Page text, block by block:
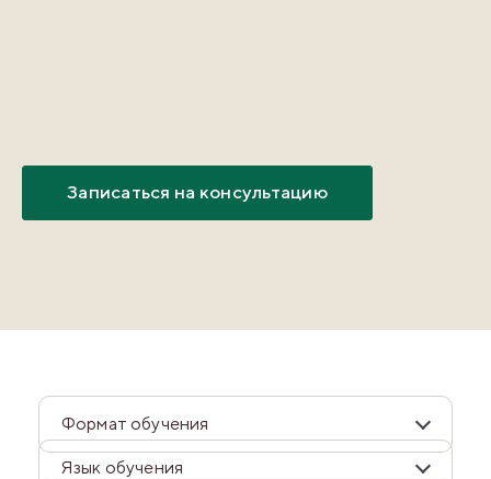
Записаться на консультацию
Формат обучения
Язык обучения